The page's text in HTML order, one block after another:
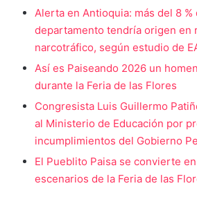
Alerta en Antioquia: más del 8 %
departamento tendría origen en
narcotráfico, según estudio de
Así es Paiseando 2026 un
durante la Feria de las Flores
Congresista Luis Guillermo
al Ministerio de Educación por
incumplimientos del Gobierno
El Pueblito Paisa se convierte
escenarios de la Feria de las